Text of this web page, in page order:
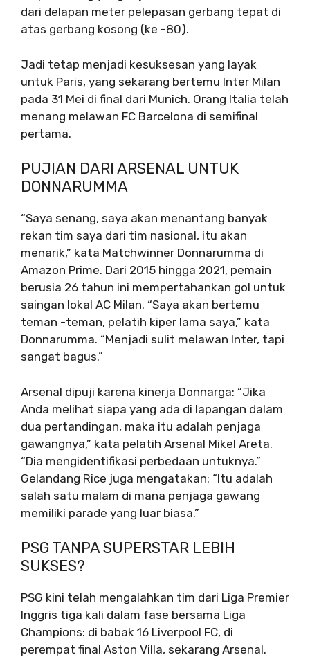
dari delapan meter pelepasan gerbang tepat di
atas gerbang kosong (ke -80).
Jadi tetap menjadi kesuksesan yang layak
untuk Paris, yang sekarang bertemu Inter Milan
pada 31 Mei di final dari Munich. Orang Italia telah
menang melawan FC Barcelona di semifinal
pertama.
PUJIAN DARI ARSENAL UNTUK
DONNARUMMA
“Saya senang, saya akan menantang banyak
rekan tim saya dari tim nasional, itu akan
menarik,” kata Matchwinner Donnarumma di
Amazon Prime. Dari 2015 hingga 2021, pemain
berusia 26 tahun ini mempertahankan gol untuk
saingan lokal AC Milan. “Saya akan bertemu
teman -teman, pelatih kiper lama saya,” kata
Donnarumma. “Menjadi sulit melawan Inter, tapi
sangat bagus.”
Arsenal dipuji karena kinerja Donnarga: “Jika
Anda melihat siapa yang ada di lapangan dalam
dua pertandingan, maka itu adalah penjaga
gawangnya,” kata pelatih Arsenal Mikel Areta.
“Dia mengidentifikasi perbedaan untuknya.”
Gelandang Rice juga mengatakan: “Itu adalah
salah satu malam di mana penjaga gawang
memiliki parade yang luar biasa.”
PSG TANPA SUPERSTAR LEBIH
SUKSES?
PSG kini telah mengalahkan tim dari Liga Premier
Inggris tiga kali dalam fase bersama Liga
Champions: di babak 16 Liverpool FC, di
perempat final Aston Villa, sekarang Arsenal.